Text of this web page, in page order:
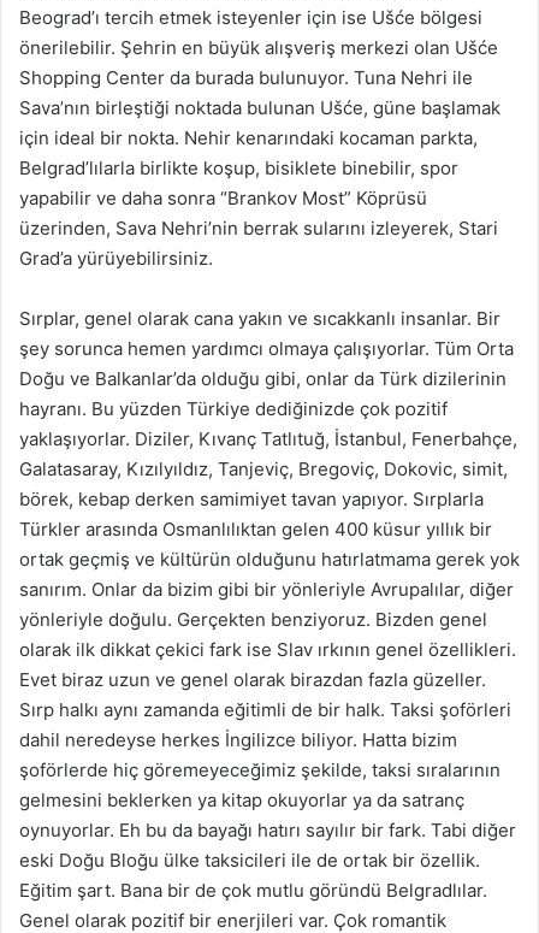
Beograd’ı tercih etmek isteyenler için ise Ušće bölgesi
önerilebilir. Şehrin en büyük alışveriş merkezi olan Ušće
Shopping Center da burada bulunuyor. Tuna Nehri ile
Sava’nın birleştiği noktada bulunan Ušće, güne başlamak
için ideal bir nokta. Nehir kenarındaki kocaman parkta,
Belgrad’lılarla birlikte koşup, bisiklete binebilir, spor
yapabilir ve daha sonra “Brankov Most” Köprüsü
üzerinden, Sava Nehri’nin berrak sularını izleyerek, Stari
Grad’a yürüyebilirsiniz.
Sırplar, genel olarak cana yakın ve sıcakkanlı insanlar. Bir
şey sorunca hemen yardımcı olmaya çalışıyorlar. Tüm Orta
Doğu ve Balkanlar’da olduğu gibi, onlar da Türk dizilerinin
hayranı. Bu yüzden Türkiye dediğinizde çok pozitif
yaklaşıyorlar. Diziler, Kıvanç Tatlıtuğ, İstanbul, Fenerbahçe,
Galatasaray, Kızılyıldız, Tanjeviç, Bregoviç, Dokovic, simit,
börek, kebap derken samimiyet tavan yapıyor. Sırplarla
Türkler arasında Osmanlılıktan gelen 400 küsur yıllık bir
ortak geçmiş ve kültürün olduğunu hatırlatmama gerek yok
sanırım. Onlar da bizim gibi bir yönleriyle Avrupalılar, diğer
yönleriyle doğulu. Gerçekten benziyoruz. Bizden genel
olarak ilk dikkat çekici fark ise Slav ırkının genel özellikleri.
Evet biraz uzun ve genel olarak birazdan fazla güzeller.
Sırp halkı aynı zamanda eğitimli de bir halk. Taksi şoförleri
dahil neredeyse herkes İngilizce biliyor. Hatta bizim
şoförlerde hiç göremeyeceğimiz şekilde, taksi sıralarının
gelmesini beklerken ya kitap okuyorlar ya da satranç
oynuyorlar. Eh bu da bayağı hatırı sayılır bir fark. Tabi diğer
eski Doğu Bloğu ülke taksicileri ile de ortak bir özellik.
Eğitim şart. Bana bir de çok mutlu göründü Belgradlılar.
Genel olarak pozitif bir enerjileri var. Çok romantik